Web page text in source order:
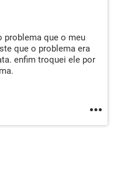
problema que o meu
que o problema era
enfim troquei ele por